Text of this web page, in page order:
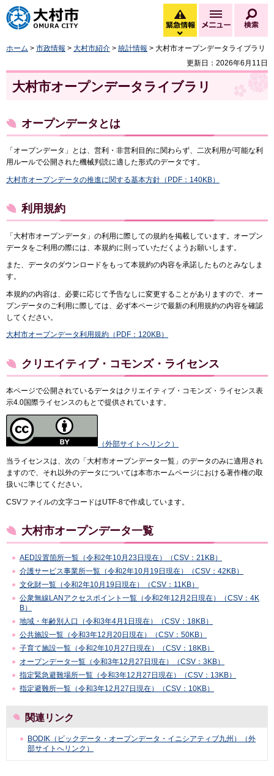
大村市
緊急情報
緊急情報を開く
メニュー
ホーム > 市政情報 > 大村市紹介 > 統計情報 > 大村市オープンデータライブラリ
更新日：2026年6月11日
大村市オープンデータライブラリ
オープンデータとは
「オープンデータ」とは、営利・非営利目的に関わらず、二次利用が可能な利
用ルールで公開された機械判読に適した形式のデータです。
大村市オープンデータの推進に関する基本方針（PDF：140KB）
利用規約
「大村市オープンデータ」の利用に際しての規約を掲載しています。オープン
データをご利用の際には、本規約に則っていただくようお願いします。
また、データのダウンロードをもって本規約の内容を承諾したものとみなしま
す。
本規約の内容は、必要に応じて予告なしに変更することがありますので、オー
プンデータのご利用に際しては、必ず本ページで最新の利用規約の内容を確認
してください。
大村市オープンデータ利用規約（PDF：120KB）
クリエイティブ・コモンズ・ライセンス
本ページで公開されているデータはクリエイティブ・コモンズ・ライセンス表
示4.0国際ライセンスのもとで提供されています。
（外部サイトへリンク）
当ライセンスは、次の「大村市オープンデータ一覧」のデータのみに適用され
ますので、それ以外のデータについては本市ホームページにおける著作権の取
扱いに準じてください。
CSVファイルの文字コードはUTF-8で作成しています。
大村市オープンデータ一覧
AED設置箇所一覧（令和2年10月23日現在）（CSV：21KB）
介護サービス事業所一覧（令和2年10月19日現在）（CSV：42KB）
文化財一覧（令和2年10月19日現在）（CSV：11KB）
公衆無線LANアクセスポイント一覧（令和2年12月2日現在）（CSV：4K
B）
地域・年齢別人口（令和3年4月1日現在）（CSV：18KB）
公共施設一覧（令和3年12月20日現在）（CSV：50KB）
子育て施設一覧（令和2年10月27日現在）（CSV：18KB）
オープンデータ一覧（令和3年12月27日現在）（CSV：3KB）
指定緊急避難場所一覧（令和3年12月27日現在）（CSV：13KB）
指定避難所一覧（令和3年12月27日現在）（CSV：10KB）
関連リンク
BODIK（ビックデータ・オープンデータ・イニシアティブ九州）（外
部サイトへリンク）